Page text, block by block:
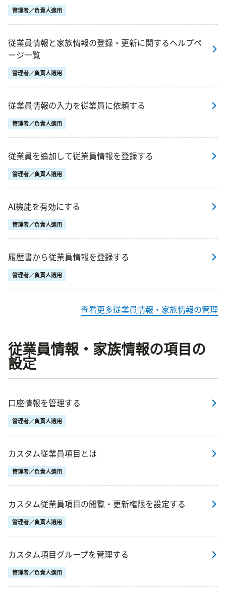
管理者／負責人適用
従業員情報と家族情報の登録・更新に関するヘルプペ
ージ一覧
管理者／負責人適用
従業員情報の入力を従業員に依頼する
管理者／負責人適用
従業員を追加して従業員情報を登録する
管理者／負責人適用
AI機能を有効にする
管理者／負責人適用
履歴書から従業員情報を登録する
管理者／負責人適用
查看更多従業員情報・家族情報の管理
従業員情報・家族情報の項目の
設定
口座情報を管理する
管理者／負責人適用
カスタム従業員項目とは
管理者／負責人適用
カスタム従業員項目の閲覧・更新権限を設定する
管理者／負責人適用
カスタム項目グループを管理する
管理者／負責人適用